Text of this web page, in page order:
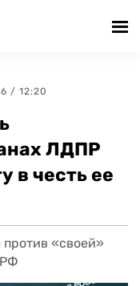
/ 12:20
ЛДПР
в честь ее
«своей»